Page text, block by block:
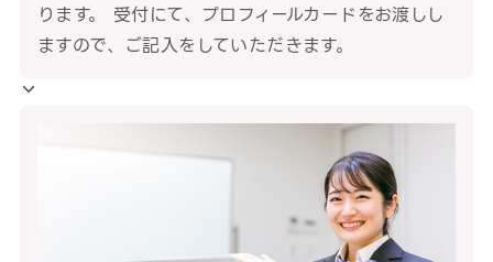
ります。 受付にて、プロフィールカードをお渡しし
ますので、ご記入をしていただきます。